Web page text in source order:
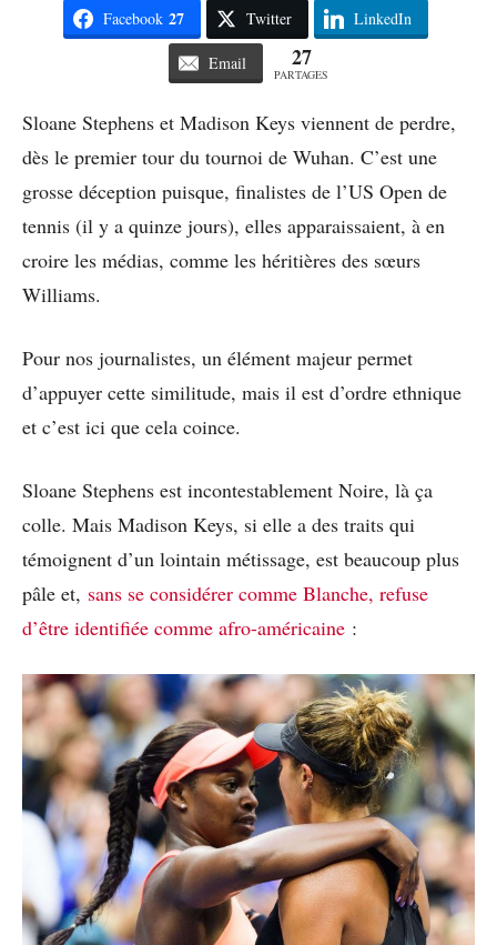
Facebook 27 Twitter LinkedIn
Email 27
PARTAGES
Sloane Stephens et Madison Keys viennent de perdre,
dès le premier tour du tournoi de Wuhan. C’est une
grosse déception puisque, finalistes de l’US Open de
tennis (il y a quinze jours), elles apparaissaient, à en
croire les médias, comme les héritières des sœurs
Williams.
Pour nos journalistes, un élément majeur permet
d’appuyer cette similitude, mais il est d’ordre ethnique
et c’est ici que cela coince.
Sloane Stephens est incontestablement Noire, là ça
colle. Mais Madison Keys, si elle a des traits qui
témoignent d’un lointain métissage, est beaucoup plus
pâle et, sans se considérer comme Blanche, refuse
d’être identifiée comme afro-américaine :